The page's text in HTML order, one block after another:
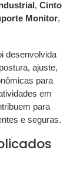
, Cinto
Monitor,
desenvolvida
ajuste,
para
em
para
e seguras.